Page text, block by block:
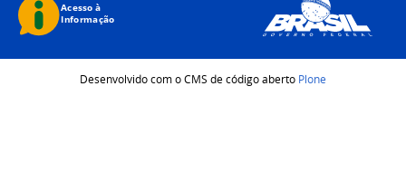
Desenvolvido com o CMS de código aberto Plone